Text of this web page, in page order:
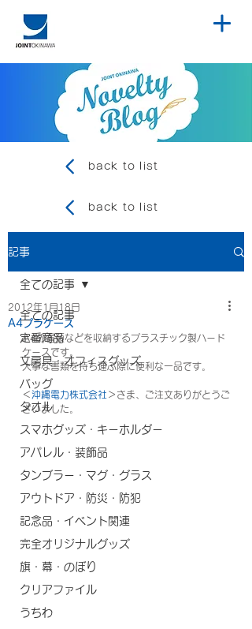
back to list
back to list
記事
全ての記事
定番商品
文房具・オフィスグッズ
バッグ
タオル
スマホグッズ・キーホルダー
アパレル・装飾品
タンブラー・マグ・グラス
アウトドア・防災・防犯
記念品・イベント関連
完全オリジナルグッズ
旗・幕・のぼり
クリアファイル
うちわ
全ての記事
A4プラケース
2012年1月18日
A4の書類などを収納するプラスチック製ハード
ケースです。
大事な書類を持ち運ぶ際に便利な一品です。
＜沖縄電力株式会社 ＞さま、ご注文ありがとうご
ざいました。